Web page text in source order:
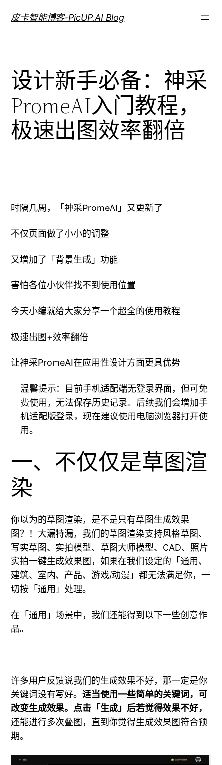
皮卡智能博客-PicUP.AI Blog
设计新手必备：神采
PromeAI入门教程，
极速出图效率翻倍
时隔几周，「神采PromeAI」又更新了
不仅页面做了小小的调整
又增加了「背景生成」功能
害怕各位小伙伴找不到使用位置
今天小编就给大家分享一个超全的使用教程
极速出图+效率翻倍
让神采PromeAI在应用性设计方面更具优势
温馨提示：目前手机适配端无登录界面，但可免
费使用，无法保存历史记录。后续我们会增加手
机适配版登录，现在建议使用电脑浏览器打开使
用。
一、不仅仅是草图渲
染
你以为的草图渲染，是不是只有草图生成效果
图？！大漏特漏，我们的草图渲染支持风格草图、
写实草图、实拍模型、草图大师模型、CAD、照片
实拍一键生成效果图，如果在我们设定的「通用、
建筑、室内、产品、游戏/动漫」都无法满足你，一
切按「通用」处理。
在「通用」场景中，我们还能得到以下一些创意作
品。
许多用户反馈说我们的生成效果不好，那一定是你
关键词没有写好。适当使用一些简单的关键词，可
改变生成效果。点击「生成」后若觉得效果不好，
还能进行多次叠图，直到你觉得生成效果图符合预
期。